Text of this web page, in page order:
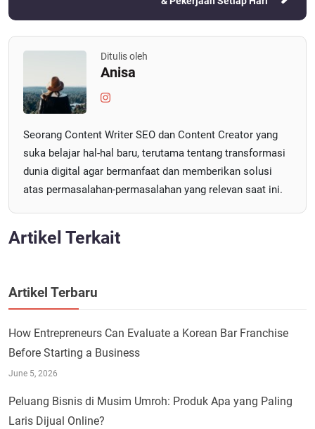
Ditulis oleh
Anisa
Seorang Content Writer SEO dan Content Creator yang
suka belajar hal-hal baru, terutama tentang transformasi
dunia digital agar bermanfaat dan memberikan solusi
atas permasalahan-permasalahan yang relevan saat ini.
Artikel Terkait
Artikel Terbaru
How Entrepreneurs Can Evaluate a Korean Bar Franchise
Before Starting a Business
June 5, 2026
Peluang Bisnis di Musim Umroh: Produk Apa yang Paling
Laris Dijual Online?